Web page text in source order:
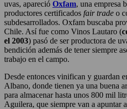
uvas, apareció Oxfam, una empresa
productores certificados fair trade o
subdesarrollados. Oxfam buscaba
Chile. Así fue como Vinos Lautaro (
el 2003) pasó de ser productora de
bendición además de tener siempre
trabajo en el campo.
Desde entonces vinifican y guardan
Albano, donde tienen ya una buena
para almacenar hasta unos 800 mil
Aguilera, que siempre van a apuntar